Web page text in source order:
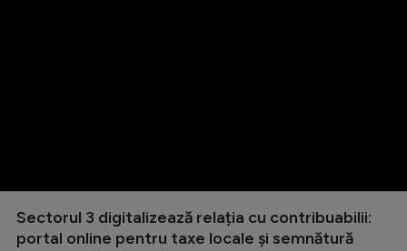
Sectorul 3 digitalizează relația cu contribuabilii:
portal online pentru taxe locale și semnătură